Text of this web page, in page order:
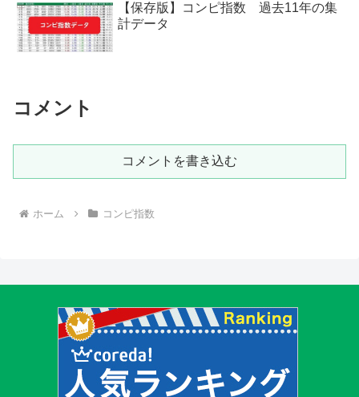
【保存版】コンピ指数 過去11年の集
計データ
コメント
コメントを書き込む
ホーム コンピ指数